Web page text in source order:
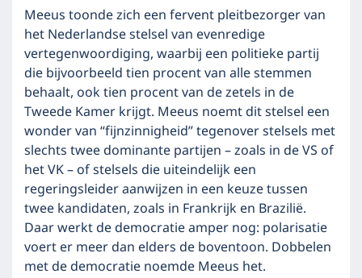
Meeus toonde zich een fervent pleitbezorger van
het Nederlandse stelsel van evenredige
vertegenwoordiging, waarbij een politieke partij
die bijvoorbeeld tien procent van alle stemmen
behaalt, ook tien procent van de zetels in de
Tweede Kamer krijgt. Meeus noemt dit stelsel een
wonder van “fijnzinnigheid” tegenover stelsels met
slechts twee dominante partijen – zoals in de VS of
het VK – of stelsels die uiteindelijk een
regeringsleider aanwijzen in een keuze tussen
twee kandidaten, zoals in Frankrijk en Brazilië.
Daar werkt de democratie amper nog: polarisatie
voert er meer dan elders de boventoon. Dobbelen
met de democratie noemde Meeus het.